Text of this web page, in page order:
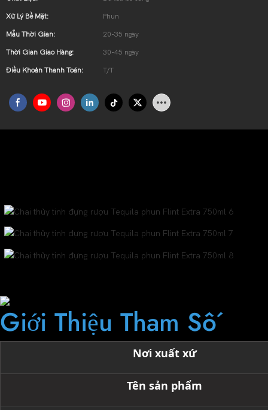
Xử Lý Bề Mặt: Phun
Mẫu Thời Gian: 20-35 ngày
Thời Gian Giao Hàng: 30-45 ngày
Điều Khoản Thanh Toán: T/T
Logo dập nổi
Giới Thiệu Tham Số
Nơi xuất xứ
Tên sản phẩm